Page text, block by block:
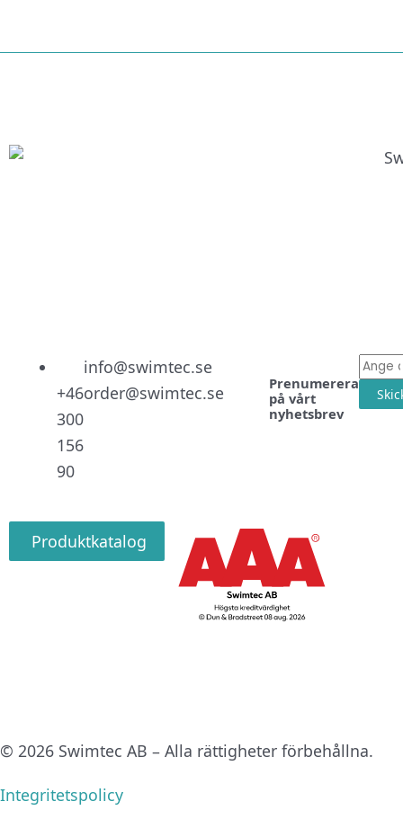
+46
300
156
90
info@swimtec.se
order@swimtec.se
Prenumerera
på vårt
nyhetsbrev
E-
post
Produktkatalog
© 2026 Swimtec AB – Alla rättigheter förbehållna.
Integritetspolicy